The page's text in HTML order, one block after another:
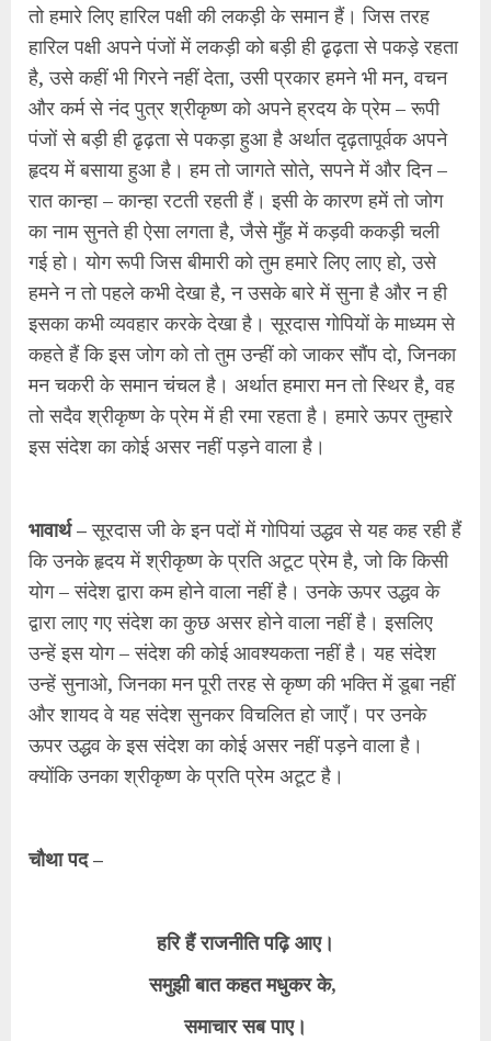
तो हमारे लिए हारिल पक्षी की लकड़ी के समान हैं। जिस तरह
हारिल पक्षी अपने पंजों में लकड़ी को बड़ी ही ढृढ़ता से पकड़े रहता
है, उसे कहीं भी गिरने नहीं देता, उसी प्रकार हमने भी मन, वचन
और कर्म से नंद पुत्र श्रीकृष्ण को अपने ह्रदय के प्रेम – रूपी
पंजों से बड़ी ही ढृढ़ता से पकड़ा हुआ है अर्थात दृढ़तापूर्वक अपने
हृदय में बसाया हुआ है। हम तो जागते सोते, सपने में और दिन –
रात कान्हा – कान्हा रटती रहती हैं। इसी के कारण हमें तो जोग
का नाम सुनते ही ऐसा लगता है, जैसे मुँह में कड़वी ककड़ी चली
गई हो। योग रूपी जिस बीमारी को तुम हमारे लिए लाए हो, उसे
हमने न तो पहले कभी देखा है, न उसके बारे में सुना है और न ही
इसका कभी व्यवहार करके देखा है। सूरदास गोपियों के माध्यम से
कहते हैं कि इस जोग को तो तुम उन्हीं को जाकर सौंप दो, जिनका
मन चकरी के समान चंचल है। अर्थात हमारा मन तो स्थिर है, वह
तो सदैव श्रीकृष्ण के प्रेम में ही रमा रहता है। हमारे ऊपर तुम्हारे
इस संदेश का कोई असर नहीं पड़ने वाला है।
भावार्थ –सूरदास जी के इन पदों में गोपियां उद्धव से यह कह रही हैं
कि उनके हृदय में श्रीकृष्ण के प्रति अटूट प्रेम है, जो कि किसी
योग – संदेश द्वारा कम होने वाला नहीं है। उनके ऊपर उद्धव के
द्वारा लाए गए संदेश का कुछ असर होने वाला नहीं है। इसलिए
उन्हें इस योग – संदेश की कोई आवश्यकता नहीं है। यह संदेश
उन्हें सुनाओ, जिनका मन पूरी तरह से कृष्ण की भक्ति में डूबा नहीं
और शायद वे यह संदेश सुनकर विचलित हो जाएँ। पर उनके
ऊपर उद्धव के इस संदेश का कोई असर नहीं पड़ने वाला है।
क्योंकि उनका श्रीकृष्ण के प्रति प्रेम अटूट है।
चौथा पद –
हरि हैं राजनीति पढ़ि आए।
समुझी बात कहत मधुकर के,
समाचार सब पाए।